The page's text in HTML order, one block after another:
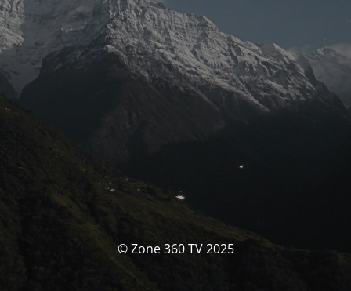
© Zone 360 TV 2025